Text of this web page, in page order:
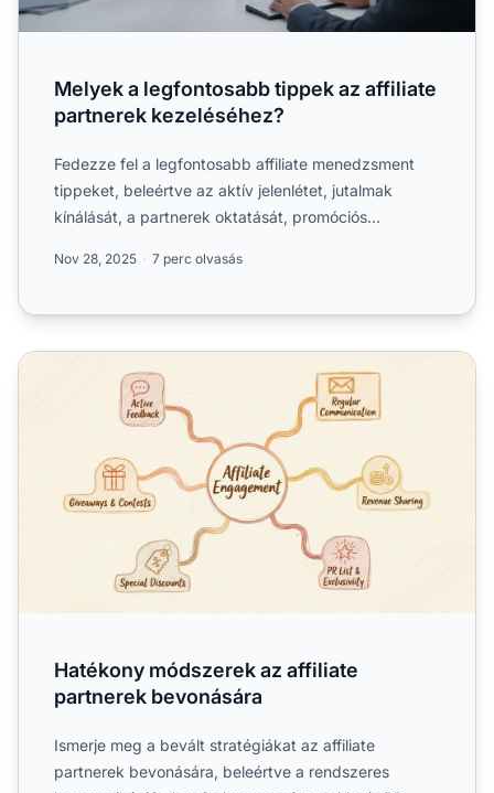
Melyek a legfontosabb tippek az affiliate
partnerek kezeléséhez?
Fedezze fel a legfontosabb affiliate menedzsment
tippeket, beleértve az aktív jelenlétet, jutalmak
kínálását, a partnerek oktatását, promóciós
Nov 28, 2025 7 perc olvasás
Hatékony módszerek az affiliate partnerek bevonására
Hatékony módszerek az affiliate
partnerek bevonására
Ismerje meg a bevált stratégiákat az affiliate
partnerek bevonására, beleértve a rendszeres